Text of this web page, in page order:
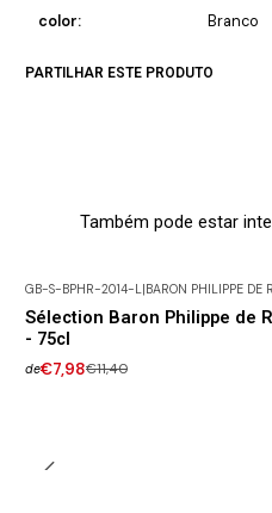
color: Branco
PARTILHAR ESTE PRODUTO
Também pode estar
GB-S-BPHR-2014-L |BARON PHILIPPE DE
Sélection Baron Philippe de
- 75cl
de€7,98€11,40